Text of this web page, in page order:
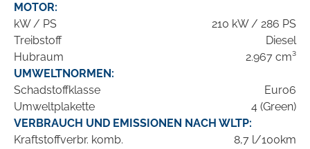
MOTOR:
kW / PS
210 kW / 286 PS
Treibstoff
Diesel
Hubraum
2.967 cm³
UMWELTNORMEN:
Schadstoffklasse
Euro6
Umweltplakette
4 (Green)
VERBRAUCH UND EMISSIONEN NACH WLTP:
Kraftstoffverbr. komb.
8,7 l/100km